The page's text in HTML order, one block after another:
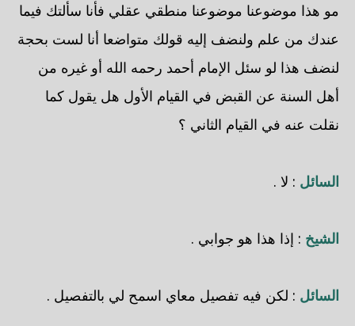
مو هذا موضوعنا موضوعنا منطقي عقلي فأنا سألتك فيما
عندك من علم ولنضف إليه قولك متواضعا أنا لست بحجة
لنضف هذا لو سئل الإمام أحمد رحمه الله أو غيره من
أهل السنة عن القبض في القيام الأول هل يقول كما
نقلت عنه في القيام الثاني ؟
السائل : لا .
الشيخ : إذا هذا هو جوابي .
السائل : لكن فيه تفصيل معاي اسمح لي بالتفصيل .